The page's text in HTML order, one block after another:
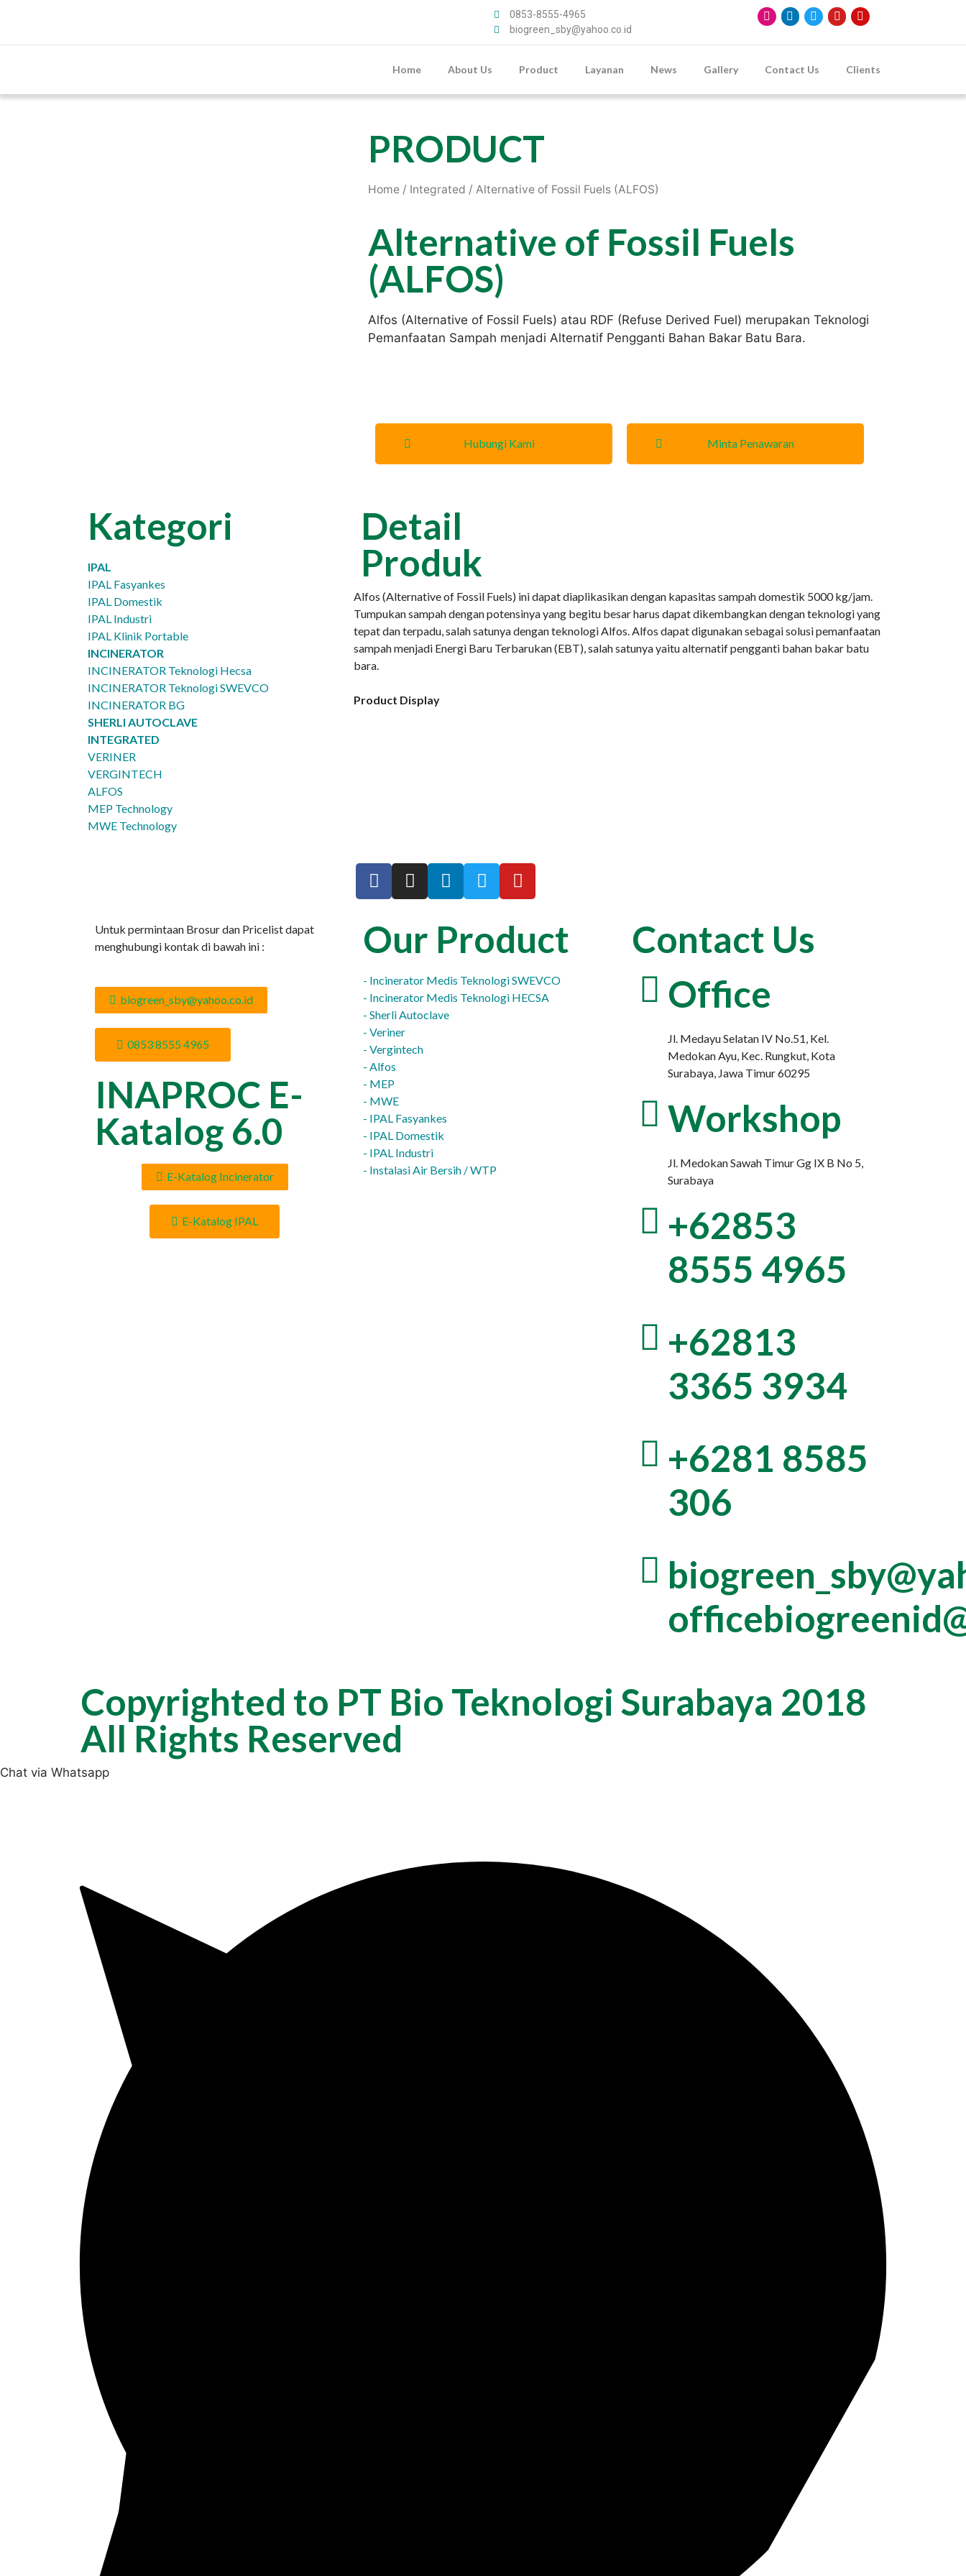
0853-8555-4965
biogreen_sby@yahoo.co.id
Home About Us Product Layanan News Gallery Contact Us Clients
PRODUCT
Home/ Integrated / Alternative of Fossil Fuels (ALFOS)
Alternative of Fossil Fuels
(ALFOS)
Alfos (Alternative of Fossil Fuels) atau RDF (Refuse Derived Fuel) merupakan Teknologi
Pemanfaatan Sampah menjadi Alternatif Pengganti Bahan Bakar Batu Bara.
Hubungi Kami Minta Penawaran
Kategori
IPAL
IPAL Fasyankes
IPAL Domestik
IPAL Industri
IPAL Klinik Portable
INCINERATOR
INCINERATOR Teknologi Hecsa
INCINERATOR Teknologi SWEVCO
INCINERATOR BG
SHERLI AUTOCLAVE
INTEGRATED
VERINER
VERGINTECH
ALFOS
MEP Technology
MWE Technology
Detail
Produk
Alfos (Alternative of Fossil Fuels) ini dapat diaplikasikan dengan kapasitas sampah domestik 5000 kg/jam.
Tumpukan sampah dengan potensinya yang begitu besar harus dapat dikembangkan dengan teknologi yang
tepat dan terpadu, salah satunya dengan teknologi Alfos. Alfos dapat digunakan sebagai solusi pemanfaatan
sampah menjadi Energi Baru Terbarukan (EBT), salah satunya yaitu alternatif pengganti bahan bakar batu
bara.
Product Display
Untuk permintaan Brosur dan Pricelist dapat
menghubungi kontak di bawah ini :
biogreen_sby@yahoo.co.id
0853 8555 4965
INAPROC E-
Katalog 6.0
E-Katalog Incinerator
E-Katalog IPAL
Our Product
- Incinerator Medis Teknologi SWEVCO
- Incinerator Medis Teknologi HECSA
- Sherli Autoclave
- Veriner
- Vergintech
- Alfos
- MEP
- MWE
- IPAL Fasyankes
- IPAL Domestik
- IPAL Industri
- Instalasi Air Bersih / WTP
Contact Us
Office
Jl. Medayu Selatan IV No.51, Kel.
Medokan Ayu, Kec. Rungkut, Kota
Surabaya, Jawa Timur 60295
Workshop
Jl. Medokan Sawah Timur Gg IX B No 5,
Surabaya
+62853
8555 4965
+62813
3365 3934
+6281 8585
306
Copyrighted to PT Bio Teknologi Surabaya 2018
All Rights Reserved
Chat via Whatsapp